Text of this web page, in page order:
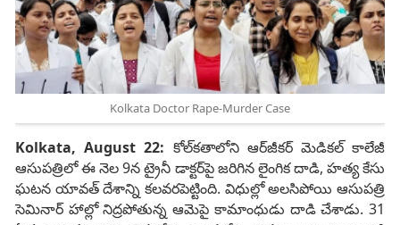
Kolkata Doctor Rape-Murder Case
Kolkata, August 22: కోల్‌కతాలోని ఆర్‌జీకర్ మెడికల్ కాలేజీ
ఆసుపత్రిలో ఈ నెల 9న ట్రైనీ డాక్టర్‌పై జరిగిన లైంగిక దాడి, హత్య కేసు
ఘటన యావత్ దేశాన్ని కలవరపెట్టింది. విధుల్లో అలసిపోయి ఆసుపత్రి
సెమినార్ హాల్లో నిద్రపోతున్న ఆమెపై కామాంధుడు దాడి చేశాడు. 31